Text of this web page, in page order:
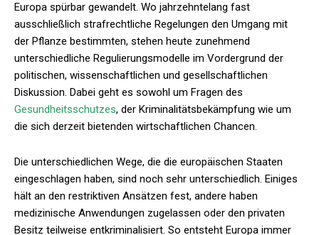
Europa spürbar gewandelt. Wo jahrzehntelang fast
ausschließlich strafrechtliche Regelungen den Umgang mit
der Pflanze bestimmten, stehen heute zunehmend
unterschiedliche Regulierungsmodelle im Vordergrund der
politischen, wissenschaftlichen und gesellschaftlichen
Diskussion. Dabei geht es sowohl um Fragen des
Gesundheitsschutzes, der Kriminalitätsbekämpfung wie um
die sich derzeit bietenden wirtschaftlichen Chancen.
Die unterschiedlichen Wege, die die europäischen Staaten
eingeschlagen haben, sind noch sehr unterschiedlich. Einiges
hält an den restriktiven Ansätzen fest, andere haben
medizinische Anwendungen zugelassen oder den privaten
Besitz teilweise entkriminalisiert. So entsteht Europa immer